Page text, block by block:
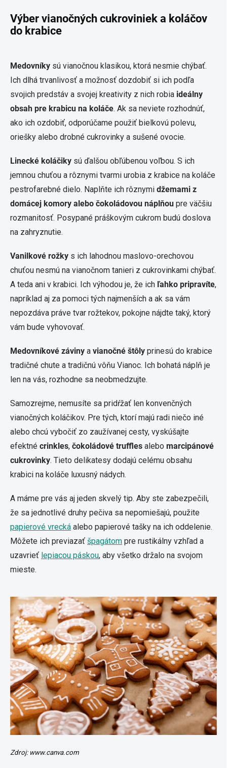
Výber vianočných cukroviniek a koláčov
do krabice
Medovníky sú vianočnou klasikou, ktorá nesmie chýbať.
Ich dlhá trvanlivosť a možnosť dozdobiť si ich podľa
svojich predstáv a svojej kreativity z nich robia ideálny
obsah pre krabicu na koláče. Ak sa neviete rozhodnúť,
ako ich ozdobiť, odporúčame použiť bielkovú polevu,
oriešky alebo drobné cukrovinky a sušené ovocie.
Linecké koláčiky sú ďalšou obľúbenou voľbou. S ich
jemnou chuťou a rôznymi tvarmi urobia z krabice na koláče
pestrofarebné dielo. Naplňte ich rôznymi džemami z
domácej komory alebo čokoládovou náplňou pre väčšiu
rozmanitosť. Posypané práškovým cukrom budú doslova
na zahryznutie.
Vanilkové rožky s ich lahodnou maslovo-orechovou
chuťou nesmú na vianočnom tanieri z cukrovinkami chýbať.
A teda ani v krabici. Ich výhodou je, že ich ľahko pripravíte,
napríklad aj za pomoci tých najmenších a ak sa vám
nepozdáva práve tvar rožtekov, pokojne nájdte taký, ktorý
vám bude vyhovovať.
Medovníkové záviny a vianočné štôly prinesú do krabice
tradičné chute a tradičnú vôňu Vianoc. Ich bohatá náplň je
len na vás, rozhodne sa neobmedzujte.
Samozrejme, nemusíte sa pridŕžať len konvenčných
vianočných koláčikov. Pre tých, ktorí majú radi niečo iné
alebo chcú vybočiť zo zaužívanej cesty, vyskúšajte
efektné crinkles, čokoládové truffles alebo marcipánové
cukrovinky. Tieto delikatesy dodajú celému obsahu
krabici na koláče luxusný nádych.
A máme pre vás aj jeden skvelý tip. Aby ste zabezpečili,
že sa jednotlivé druhy pečiva sa nepomiešajú, použite
papierové vrecká alebo papierové tašky na ich oddelenie.
Môžete ich previazať špagátom pre rustikálny vzhľad a
uzavrieť lepiacou páskou, aby všetko držalo na svojom
mieste.
Zdroj: www.canva.com